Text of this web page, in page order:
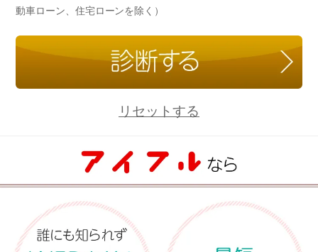
動車ローン、住宅ローンを除く）